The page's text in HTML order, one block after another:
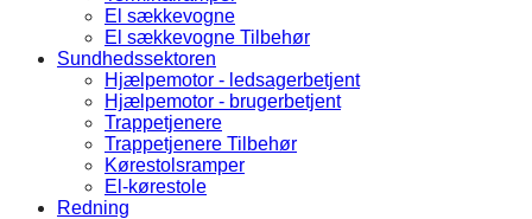
El sækkevogne
El sækkevogne Tilbehør
Sundhedssektoren
Hjælpemotor - ledsagerbetjent
Hjælpemotor - brugerbetjent
Trappetjenere
Trappetjenere Tilbehør
Kørestolsramper
El-kørestole
Redning